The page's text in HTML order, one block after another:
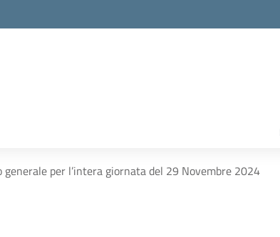
generale per l’intera giornata del 29 Novembre 2024